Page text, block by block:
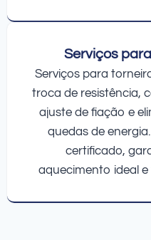
Serviços
Serviços para
troca de resistência,
ajuste de fiação e
quedas de
certificado,
aquecimento ideal